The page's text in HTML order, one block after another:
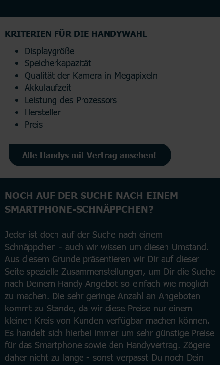
KRITERIEN FÜR DIE HANDYWAHL
Displaygröße
Speicherkapazität
Qualität der Kamera in Megapixeln
Akkulaufzeit
Leistung des Prozessors
Hersteller
Preis
Alle Handys mit Vertrag ansehen!
NOCH AUF DER SUCHE NACH EINEM
SMARTPHONE-SCHNÄPPCHEN?
Jeder ist doch auf der Suche nach einem
Schnäppchen - auch wir wissen um diesen Umstand.
Aus diesem Grunde präsentieren wir Dir auf dieser
Seite spezielle Zusammenstellungen, um Dir die Suche
nach Deinem Handy Angebot so einfach wie möglich
zu machen. Die sehr geringe Anzahl an Angeboten
kommt zu Stande, da wir diese Preise nur einem
kleinen Kreis von Kunden verfügbar machen können.
Es handelt sich hierbei immer um sehr günstige Preise
für das Smartphone sowie den Handyvertrag. Zögere
daher nicht zu lange - sonst verpasst Du noch Dein